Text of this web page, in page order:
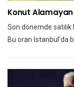
Konut
Son dönemde
Bu oran İstanbul’da